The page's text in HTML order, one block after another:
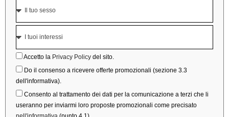
Accetto la Privacy Policy del sito.
Do il consenso a ricevere offerte promozionali (sezione 3.3
dell'informativa).
Consento al trattamento dei dati per la comunicazione a terzi che li
useranno per inviarmi loro proposte promozionali come precisato